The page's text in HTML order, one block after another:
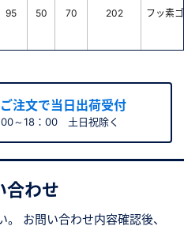
95 50 70 202 フッ素
注文で当日出荷受付
～18：00 土日祝除く
合わせ
お問い合わせ内容確認後、
イン